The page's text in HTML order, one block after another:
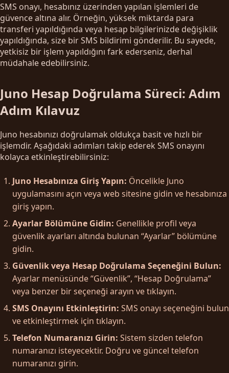
SMS onayı, hesabınız üzerinden yapılan işlemleri de
güvence altına alır. Örneğin, yüksek miktarda para
transferi yapıldığında veya hesap bilgilerinizde değişiklik
yapıldığında, size bir SMS bildirimi gönderilir. Bu sayede,
yetkisiz bir işlem yapıldığını fark ederseniz, derhal
müdahale edebilirsiniz.
Juno Hesap Doğrulama Süreci: Adım
Adım Kılavuz
Juno hesabınızı doğrulamak oldukça basit ve hızlı bir
işlemdir. Aşağıdaki adımları takip ederek SMS onayını
kolayca etkinleştirebilirsiniz:
Juno Hesabınıza Giriş Yapın: Öncelikle Juno
uygulamasını açın veya web sitesine gidin ve hesabınıza
giriş yapın.
Ayarlar Bölümüne Gidin: Genellikle profil veya
güvenlik ayarları altında bulunan “Ayarlar” bölümüne
gidin.
Güvenlik veya Hesap Doğrulama Seçeneğini Bulun:
Ayarlar menüsünde “Güvenlik”, “Hesap Doğrulama”
veya benzer bir seçeneği arayın ve tıklayın.
SMS Onayını Etkinleştirin: SMS onayı seçeneğini bulun
ve etkinleştirmek için tıklayın.
Telefon Numaranızı Girin: Sistem sizden telefon
numaranızı isteyecektir. Doğru ve güncel telefon
numaranızı girin.